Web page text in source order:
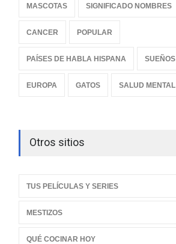
MASCOTAS SIGNIFICADO NOMBRES
CANCER POPULAR
PAÍSES DE HABLA HISPANA SUEÑOS
EUROPA GATOS SALUD MENTAL
Otros sitios
TUS PELÍCULAS Y SERIES
MESTIZOS
QUÉ COCINAR HOY